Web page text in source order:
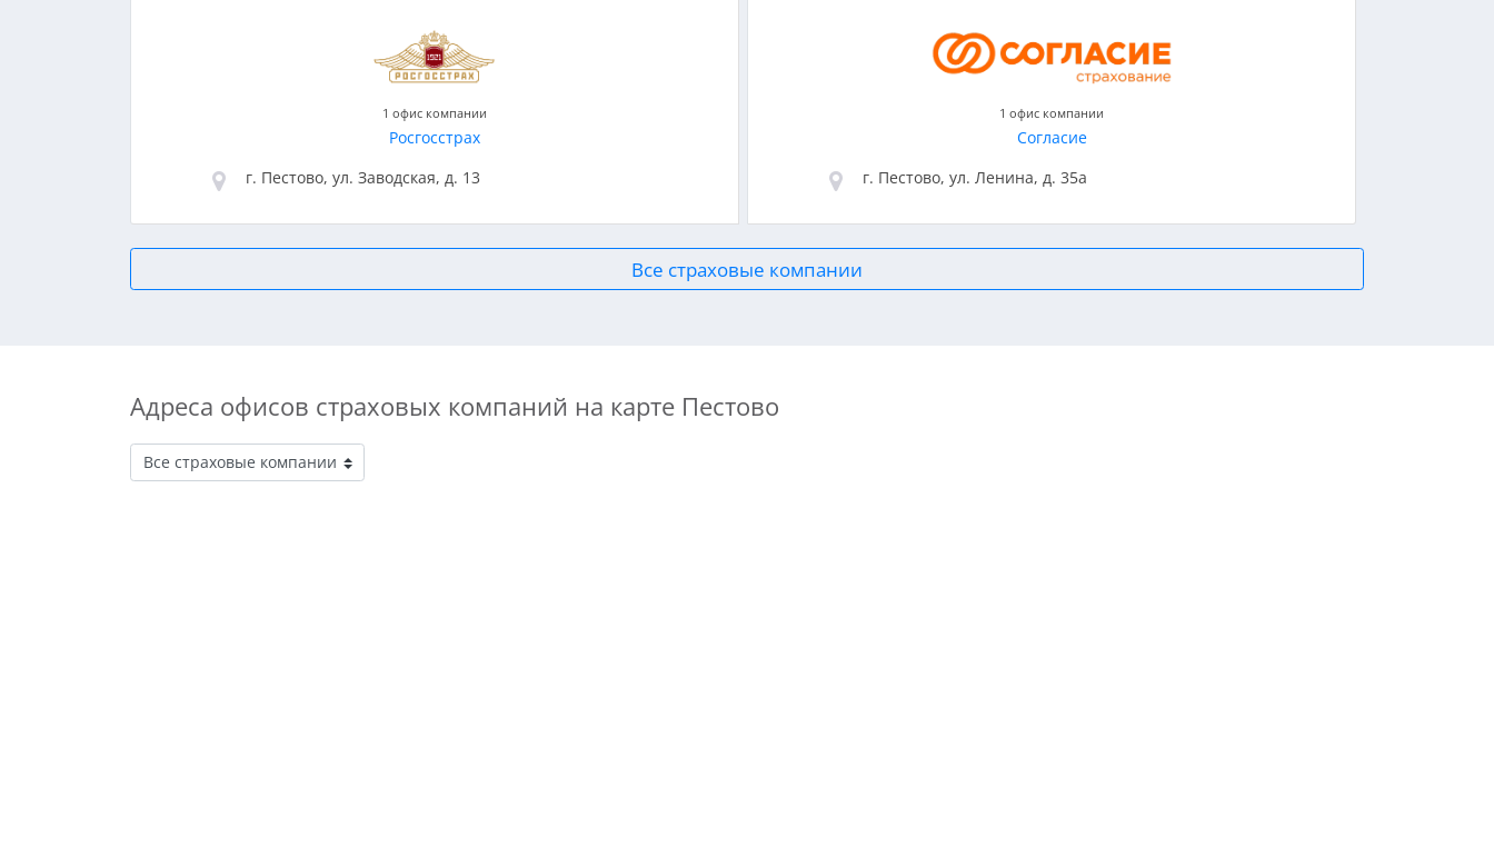
1 офис компании
Росгосстрах
г. Пестово, ул. Заводская, д. 13
1 офис компании
Согласие
г. Пестово, ул. Ленина, д. 35а
Все страховые компании
Адреса офисов страховых компаний на карте Пестово